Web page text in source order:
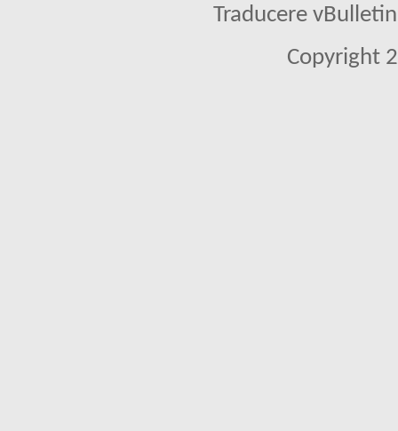
Traducere
Copyright